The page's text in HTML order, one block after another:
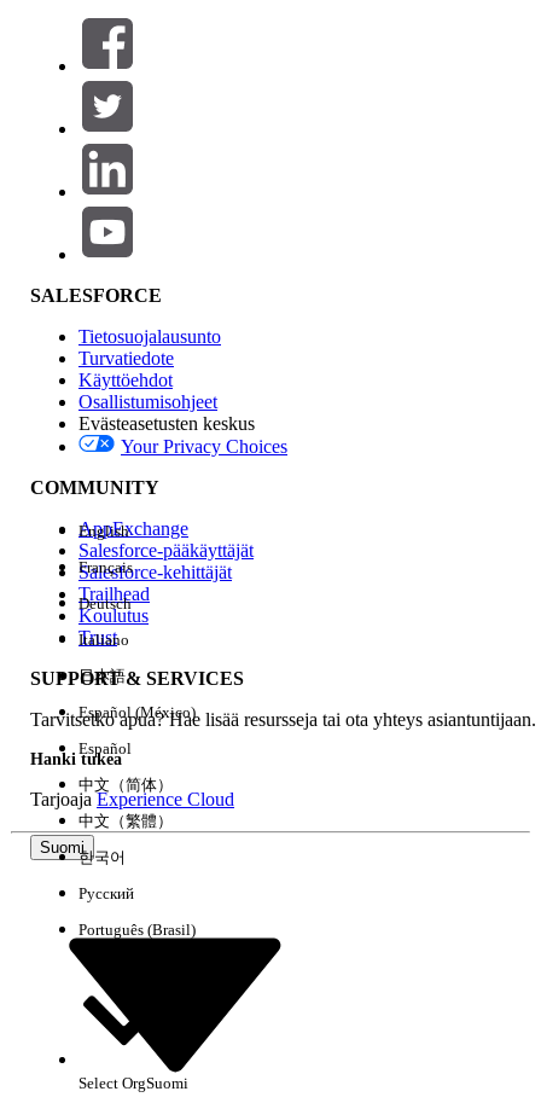
Suodattimet (0)
VALITSE SUODATTIMET
Tuotealue
Ominaisuuden vaikutus
Edition
Kokemus
Tyhjennä kaikki Valmis
SALESFORCE
Tietosuojalausunto
Turvatiedote
Käyttöehdot
Osallistumisohjeet
Evästeasetusten keskus
Your Privacy Choices
COMMUNITY
AppExchange
Salesforce-pääkäyttäjät
Salesforce-kehittäjät
Trailhead
Koulutus
Trust
SUPPORT & SERVICES
Tarvitsetko apua? Hae lisää resursseja tai ota yhteys asiantuntijaan.
Hanki tukea
TarjoajaExperience Cloud
Suomi
English
Français
Deutsch
Italiano
日本語
Español (México)
Español
中文（简体）
中文（繁體）
한국어
Русский
Português (Brasil)
Select OrgSuomi